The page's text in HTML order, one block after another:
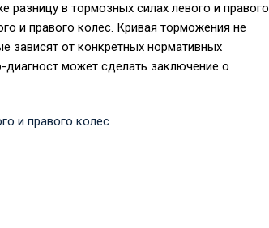
в тормозных силах левого и правого
и правого колес. Кривая торможения не
зависят от конкретных нормативных
диагност может сделать заключение о